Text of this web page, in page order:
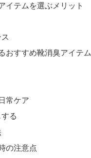
イテムを選ぶメリット
おすすめ靴消臭アイテム
常ケア
る
の注意点